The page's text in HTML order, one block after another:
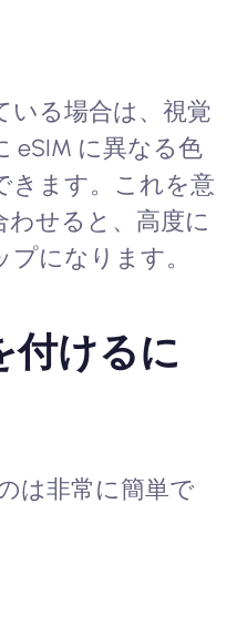
いる場合は、視覚
eSIM に異なる色
きます。これを意
せると、高度に
になります。
付けるに
は非常に簡単で